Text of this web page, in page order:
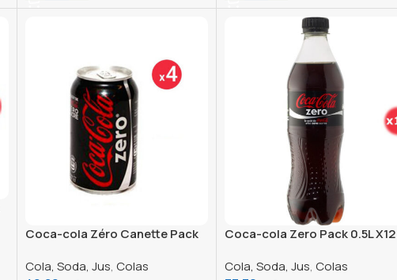
Coca-cola Zéro Canette Pack
Cola, Soda, Jus, Colas
Coca-cola Zero Pack 0.5L X12
Cola, Soda, Jus, Colas